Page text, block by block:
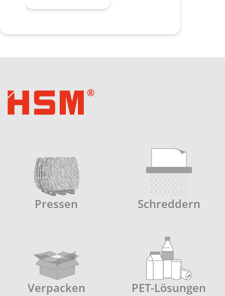
Pressen Schreddern
Verpacken PET-Lösungen